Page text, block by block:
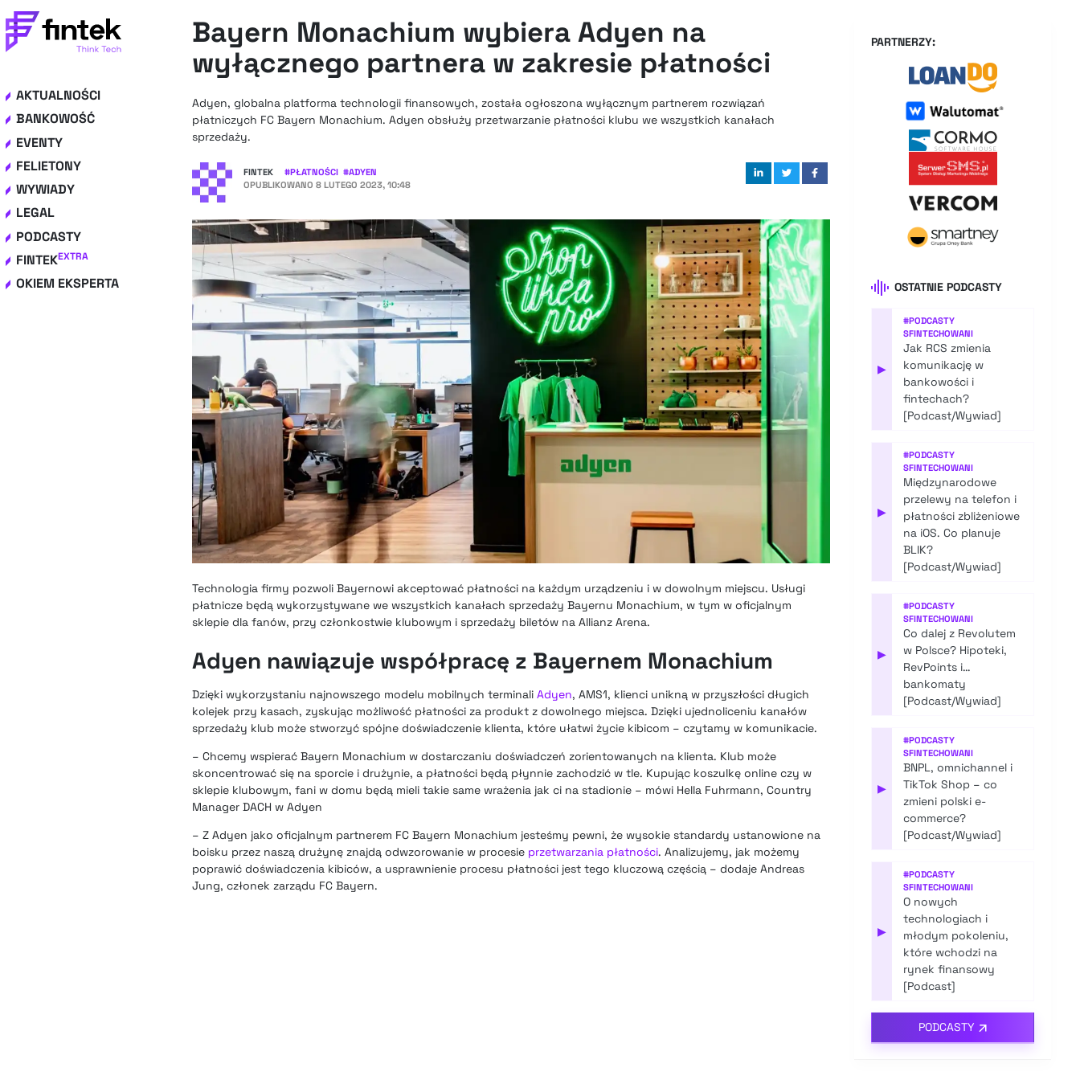
AKTUALNOŚCI
BANKOWOŚĆ
EVENTY
FELIETONY
WYWIADY
LEGAL
PODCASTY
FINTEKEXTRA
OKIEM EKSPERTA
Bayern Monachium wybiera Adyen na
wyłącznego partnera w zakresie płatności
Adyen, globalna platforma technologii finansowych, została ogłoszona wyłącznym partnerem rozwiązań
płatniczych FC Bayern Monachium. Adyen obsłuży przetwarzanie płatności klubu we wszystkich kanałach
sprzedaży.
FINTEK #PŁATNOŚCI #ADYEN
OPUBLIKOWANO 8 LUTEGO 2023, 10:48
Technologia firmy pozwoli Bayernowi akceptować płatności na każdym urządzeniu i w dowolnym miejscu. Usługi
płatnicze będą wykorzystywane we wszystkich kanałach sprzedaży Bayernu Monachium, w tym w oficjalnym
sklepie dla fanów, przy członkostwie klubowym i sprzedaży biletów na Allianz Arena.
Adyen nawiązuje współpracę z Bayernem Monachium
Dzięki wykorzystaniu najnowszego modelu mobilnych terminali Adyen, AMS1, klienci unikną w przyszłości długich
kolejek przy kasach, zyskując możliwość płatności za produkt z dowolnego miejsca. Dzięki ujednoliceniu kanałów
sprzedaży klub może stworzyć spójne doświadczenie klienta, które ułatwi życie kibicom – czytamy w komunikacie.
– Chcemy wspierać Bayern Monachium w dostarczaniu doświadczeń zorientowanych na klienta. Klub może
skoncentrować się na sporcie i drużynie, a płatności będą płynnie zachodzić w tle. Kupując koszulkę online czy w
sklepie klubowym, fani w domu będą mieli takie same wrażenia jak ci na stadionie – mówi Hella Fuhrmann, Country
Manager DACH w Adyen
– Z Adyen jako oficjalnym partnerem FC Bayern Monachium jesteśmy pewni, że wysokie standardy ustanowione na
boisku przez naszą drużynę znajdą odwzorowanie w procesie przetwarzania płatności. Analizujemy, jak możemy
poprawić doświadczenia kibiców, a usprawnienie procesu płatności jest tego kluczową częścią – dodaje Andreas
Jung, członek zarządu FC Bayern.
PARTNERZY:
OSTATNIE PODCASTY
▶
#PODCASTY
SFINTECHOWANI
Jak RCS zmienia
komunikację w
bankowości i
fintechach?
[Podcast/Wywiad]
▶
#PODCASTY
SFINTECHOWANI
Międzynarodowe
przelewy na telefon i
płatności zbliżeniowe
na iOS. Co planuje
BLIK?
[Podcast/Wywiad]
▶
#PODCASTY
SFINTECHOWANI
Co dalej z Revolutem
w Polsce? Hipoteki,
RevPoints i…
bankomaty
[Podcast/Wywiad]
▶
#PODCASTY
SFINTECHOWANI
BNPL, omnichannel i
TikTok Shop – co
zmieni polski e-
commerce?
[Podcast/Wywiad]
▶
#PODCASTY
SFINTECHOWANI
O nowych
technologiach i
młodym pokoleniu,
które wchodzi na
rynek finansowy
[Podcast]
PODCASTY